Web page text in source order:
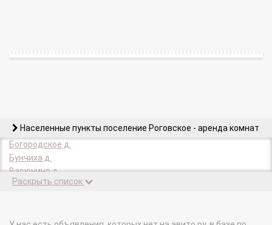
Населенные пункты поселение Роговское - аренда комнат
Богородское д.
Бунчиха д.
Васюнино д.
Горнево д.
Раскрыть список